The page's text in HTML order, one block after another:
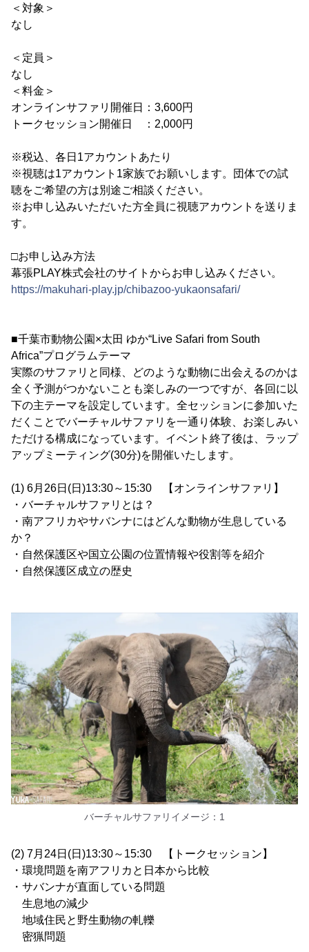
＜対象＞
なし
＜定員＞
なし
＜料金＞
オンラインサファリ開催日：3,600円
トークセッション開催日 ：2,000円
※税込、各日1アカウントあたり
※視聴は1アカウント1家族でお願いします。団体での試
聴をご希望の方は別途ご相談ください。
※お申し込みいただいた方全員に視聴アカウントを送りま
す。
□お申し込み方法
幕張PLAY株式会社のサイトからお申し込みください。
https://makuhari-play.jp/chibazoo-yukaonsafari/
■千葉市動物公園×太田 ゆか“Live Safari from South
Africa”プログラムテーマ
実際のサファリと同様、どのような動物に出会えるのかは
全く予測がつかないことも楽しみの一つですが、各回に以
下の主テーマを設定しています。全セッションに参加いた
だくことでバーチャルサファリを一通り体験、お楽しみい
ただける構成になっています。イベント終了後は、ラップ
アップミーティング(30分)を開催いたします。
(1) 6月26日(日)13:30～15:30 【オンラインサファリ】
・バーチャルサファリとは？
・南アフリカやサバンナにはどんな動物が生息している
か？
・自然保護区や国立公園の位置情報や役割等を紹介
・自然保護区成立の歴史
バーチャルサファリイメージ：1
(2) 7月24日(日)13:30～15:30 【トークセッション】
・環境問題を南アフリカと日本から比較
・サバンナが直面している問題
生息地の減少
地域住民と野生動物の軋轢
密猟問題